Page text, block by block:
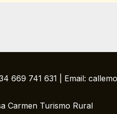
669 741 631 | Email:
Carmen Turismo Rural